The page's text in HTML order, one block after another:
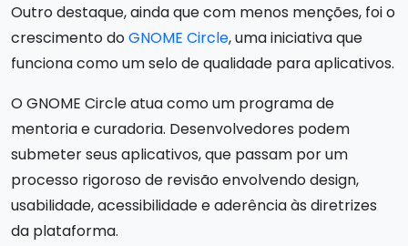
Outro destaque, ainda que com menos menções, foi o
crescimento doGNOME Circle, uma iniciativa que
funciona como um selo de qualidade para aplicativos.
O GNOME Circle atua como um programa de
mentoria e curadoria. Desenvolvedores podem
submeter seus aplicativos, que passam por um
processo rigoroso de revisão envolvendo design,
usabilidade, acessibilidade e aderência às diretrizes
da plataforma.